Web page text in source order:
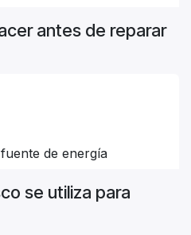
antes de reparar
de energía
se utiliza para